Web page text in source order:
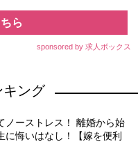
ら
sponsored by 求人ボックス
キング
ノーストレス！ 離婚から始
に悔いはなし！【嫁を便利